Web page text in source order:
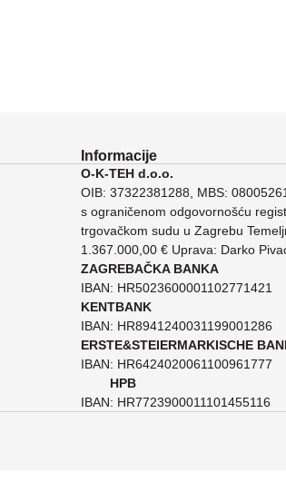
Informacije
O-K-TEH d.o.o.
OIB: 37322381288, MBS:
s ograničenom odgovornošću
trgovačkom sudu u Zagrebu
1.367.000,00 € Uprava: Darko
ZAGREBAČKA BANKA
IBAN: HR5023600001102771421
KENTBANK
IBAN: HR8941240031199001286
ERSTE&STEIERMARKISCHE
IBAN:
HPB
IBAN: HR7723900011101455116